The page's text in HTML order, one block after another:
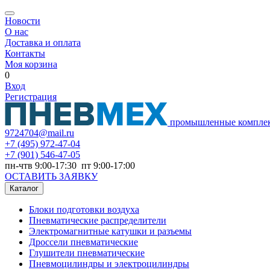
Новости
О нас
Доставка и оплата
Контакты
Моя корзина
0
Вход
Регистрация
промышленные
9724704@mail.ru
+7 (495) 972-47-04
+7 (901) 546-47-05
пн-чтв 9:00-17:30 пт 9:00-17:00
ОСТАВИТЬ ЗАЯВКУ
Каталог
Блоки подготовки воздуха
Пневматические распределители
Электромагнитные катушки и разъемы
Дроссели пневматические
Глушители пневматические
Пневмоцилиндры и электроцилиндры